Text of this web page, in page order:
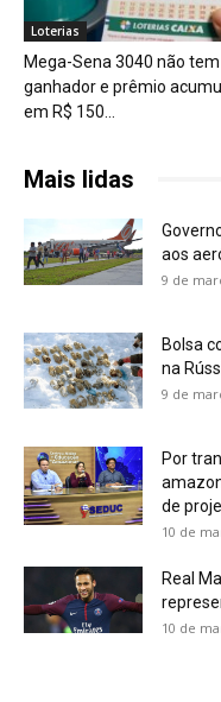
Loterias
Mega-Sena 3040 não tem
ganhador e prêmio
em R$ 150...
Mais lidas
aos
9 de
Bolsa
na
9 de
Por
de
10 de
Real
10 de